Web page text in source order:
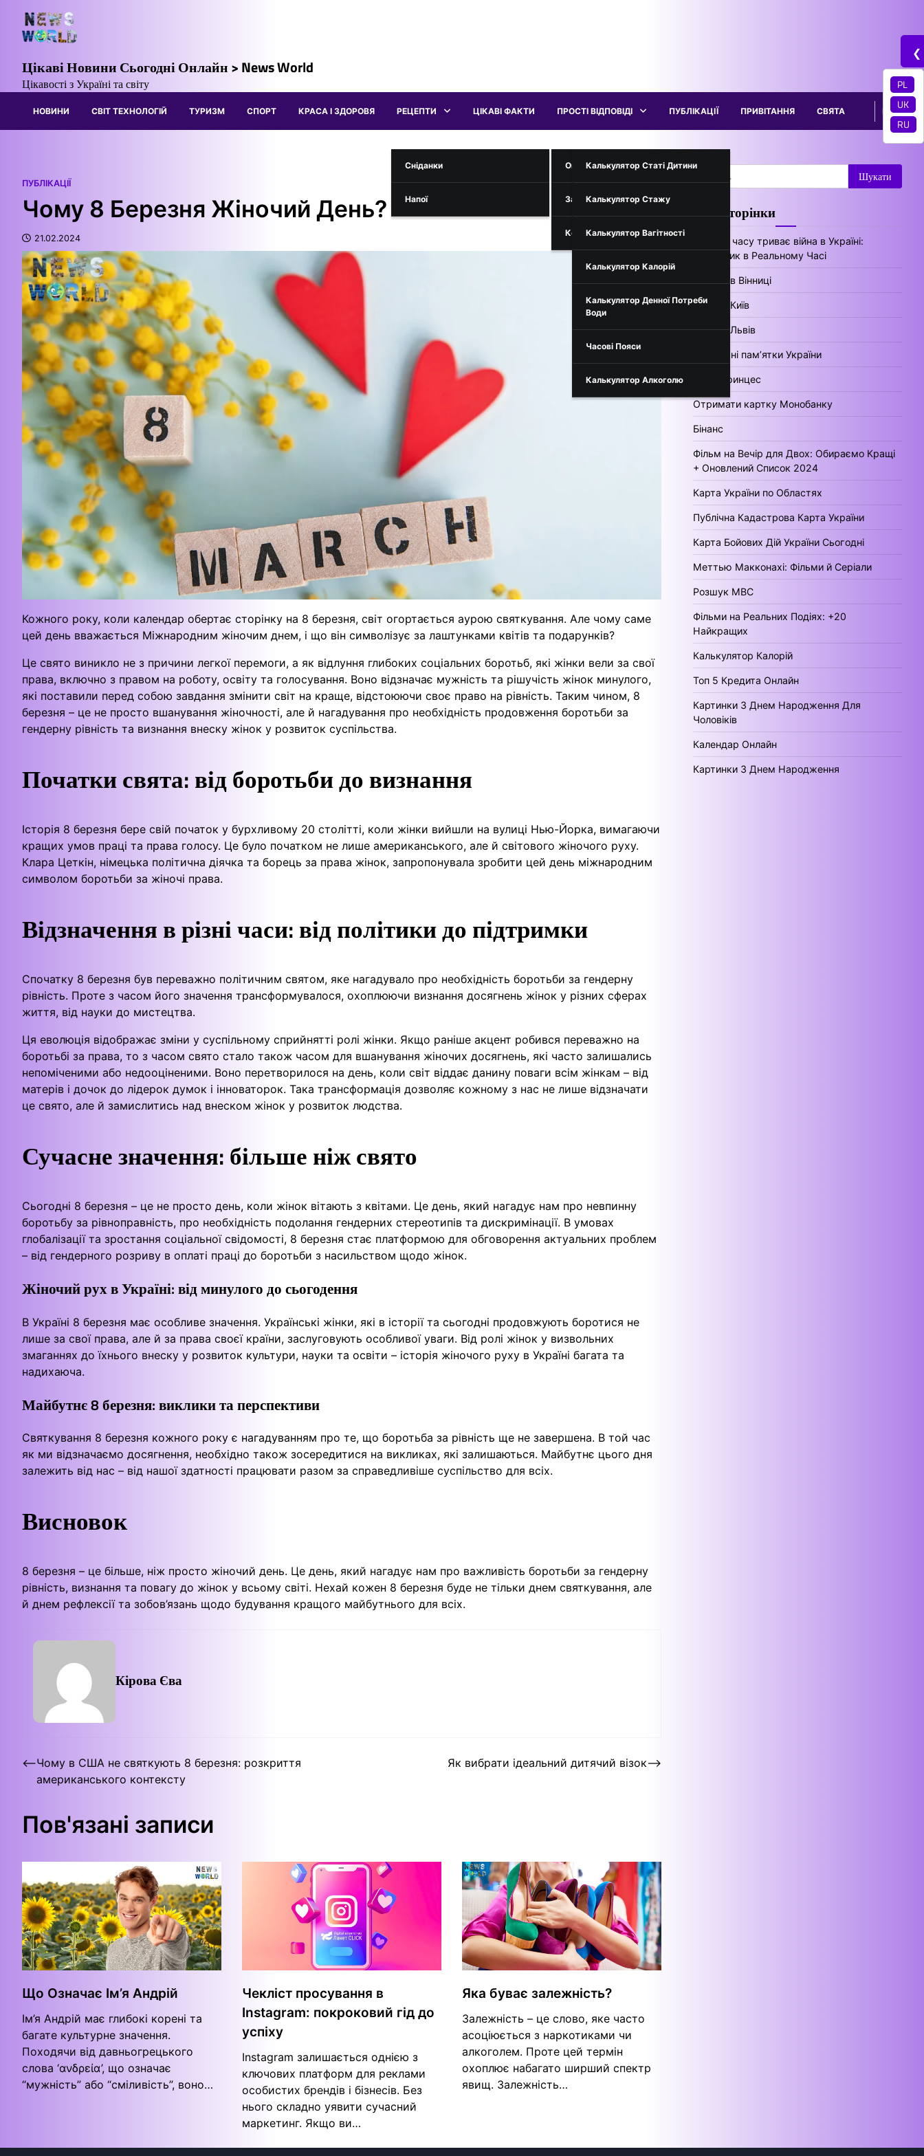
вмісту
Цікаві Новини Сьогодні Онлайн > News World
Цікавості з Україні та світу
НОВИНИ СВІТ ТЕХНОЛОГІЙ ТУРИЗМ СПОРТ КРАСА І ЗДОРОВЯ РЕЦЕПТИ
Сніданки
Напої
ЦІКАВІ ФАКТИ ПРОСТІ ВІДПОВІДІ
Онлайн Інструменти
Калькулятор Статі Дитини
Калькулятор Стажу
Калькулятор Вагітності
Калькулятор Калорій
Калькулятор Денної Потреби
Води
Часові Пояси
Калькулятор Алкоголю
Загадки
Коди Телефонів України
ПУБЛІКАЦІЇ ПРИВІТАННЯ СВЯТА
ПУБЛІКАЦІЇ
Чому 8 Березня Жіночий День?
21.02.2024
Кожного року, коли календар обертає сторінку на 8 березня, світ огортається аурою святкування. Але чому саме
цей день вважається Міжнародним жіночим днем, і що він символізує за лаштунками квітів та подарунків?
Це свято виникло не з причини легкої перемоги, а як відлуння глибоких соціальних боротьб, які жінки вели за свої
права, включно з правом на роботу, освіту та голосування. Воно відзначає мужність та рішучість жінок минулого,
які поставили перед собою завдання змінити світ на краще, відстоюючи своє право на рівність. Таким чином, 8
березня – це не просто вшанування жіночності, але й нагадування про необхідність продовження боротьби за
гендерну рівність та визнання внеску жінок у розвиток суспільства.
Початки свята: від боротьби до визнання
Історія 8 березня бере свій початок у бурхливому 20 столітті, коли жінки вийшли на вулиці Нью-Йорка, вимагаючи
кращих умов праці та права голосу. Це було початком не лише американського, але й світового жіночого руху.
Клара Цеткін, німецька політична діячка та борець за права жінок, запропонувала зробити цей день міжнародним
символом боротьби за жіночі права.
Відзначення в різні часи: від політики до підтримки
Спочатку 8 березня був переважно політичним святом, яке нагадувало про необхідність боротьби за гендерну
рівність. Проте з часом його значення трансформувалося, охоплюючи визнання досягнень жінок у різних сферах
життя, від науки до мистецтва.
Ця еволюція відображає зміни у суспільному сприйнятті ролі жінки. Якщо раніше акцент робився переважно на
боротьбі за права, то з часом свято стало також часом для вшанування жіночих досягнень, які часто залишались
непоміченими або недооціненими. Воно перетворилося на день, коли світ віддає данину поваги всім жінкам – від
матерів і дочок до лідерок думок і інноваторок. Така трансформація дозволяє кожному з нас не лише відзначати
це свято, але й замислитись над внеском жінок у розвиток людства.
Сучасне значення: більше ніж свято
Сьогодні 8 березня – це не просто день, коли жінок вітають з квітами. Це день, який нагадує нам про невпинну
боротьбу за рівноправність, про необхідність подолання гендерних стереотипів та дискримінації. В умовах
глобалізації та зростання соціальної свідомості, 8 березня стає платформою для обговорення актуальних проблем
– від гендерного розриву в оплаті праці до боротьби з насильством щодо жінок.
Жіночий рух в Україні: від минулого до сьогодення
В Україні 8 березня має особливе значення. Українські жінки, які в історії та сьогодні продовжують боротися не
лише за свої права, але й за права своєї країни, заслуговують особливої уваги. Від ролі жінок у визвольних
змаганнях до їхнього внеску у розвиток культури, науки та освіти – історія жіночого руху в Україні багата та
надихаюча.
Майбутнє 8 березня: виклики та перспективи
Святкування 8 березня кожного року є нагадуванням про те, що боротьба за рівність ще не завершена. В той час
як ми відзначаємо досягнення, необхідно також зосередитися на викликах, які залишаються. Майбутнє цього дня
залежить від нас – від нашої здатності працювати разом за справедливіше суспільство для всіх.
Висновок
8 березня – це більше, ніж просто жіночий день. Це день, який нагадує нам про важливість боротьби за гендерну
рівність, визнання та повагу до жінок у всьому світі. Нехай кожен 8 березня буде не тільки днем святкування, але
й днем рефлексії та зобов’язань щодо будування кращого майбутнього для всіх.
Кірова Єва
Навігація
записів
⟵Чому в США не святкують 8 березня: розкриття
американського контексту
Як вибрати ідеальний дитячий візок⟶
Пов'язані записи
Що Означає Ім’я Андрій
Ім’я Андрій має глибокі корені та
багате культурне значення.
Походячи від давньогрецького
слова ‘ανδρεία’, що означає
“мужність” або “сміливість”, воно…
Чекліст просування в
Instagram: покроковий гід до
успіху
Instagram залишається однією з
ключових платформ для реклами
особистих брендів і бізнесів. Без
нього складно уявити сучасний
маркетинг. Якщо ви…
Яка буває залежність?
Залежність – це слово, яке часто
асоціюється з наркотиками чи
алкоголем. Проте цей термін
охоплює набагато ширший спектр
явищ. Залежність…
Пошук:
Цікаві сторінки
Скільки часу триває війна в Україні:
Лічильник в Реальному Часі
Погода в Вінниці
Погода Київ
Погода Львів
Культурні пам’ятки України
День Принцес
Отримати картку Монобанку
Бінанс
Фільм на Вечір для Двох: Обираємо Кращі
+ Оновлений Список 2024
Карта України по Областях
Публічна Кадастрова Карта України
Карта Бойових Дій України Сьогодні
Меттью Макконахі: Фільми й Серіали
Розшук МВС
Фільми на Реальних Подіях: +20
Найкращих
Калькулятор Калорій
Топ 5 Кредита Онлайн
Картинки З Днем Народження Для
Чоловіків
Календар Онлайн
Картинки З Днем Народження
❮
PL
UK
RU